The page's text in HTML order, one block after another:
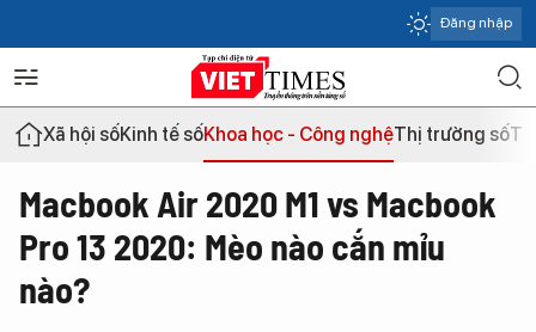
Đăng nhập
Xã hội sốKinh tế sốKhoa học - Công nghệThị trường số
Macbook Air 2020 M1 vs Macbook
Pro 13 2020: Mèo nào cắn mỉu
nào?